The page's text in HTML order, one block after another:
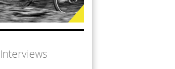
Interviews